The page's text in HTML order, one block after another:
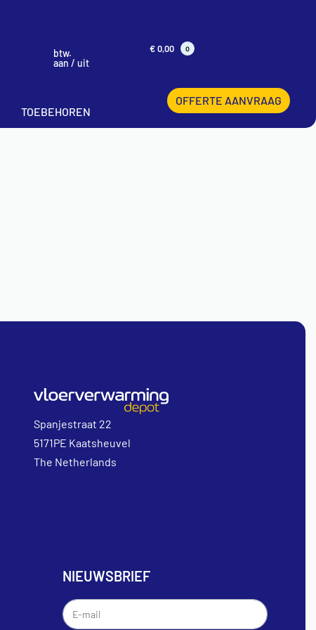
btw.
aan / uit
€0,00 0
TOEBEHOREN
OFFERTE AANVRAAG
Spanjestraat 22
5171PE Kaatsheuvel
The Netherlands
NIEUWSBRIEF